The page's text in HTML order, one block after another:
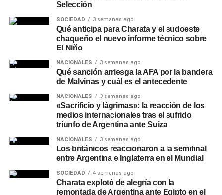
Selección
SOCIEDAD 3 semanas ago
Qué anticipa para Charata y el sudoeste
chaqueño el nuevo informe técnico sobre
El Niño
NACIONALES 3 semanas ago
Qué sanción arriesga la AFA por la bandera
de Malvinas y cuál es el antecedente
NACIONALES 3 semanas ago
«Sacrificio y lágrimas»: la reacción de los
medios internacionales tras el sufrido
triunfo de Argentina ante Suiza
NACIONALES 3 semanas ago
Los británicos reaccionaron a la semifinal
entre Argentina e Inglaterra en el Mundial
SOCIEDAD 4 semanas ago
Charata explotó de alegría con la
remontada de Argentina ante Egipto en el